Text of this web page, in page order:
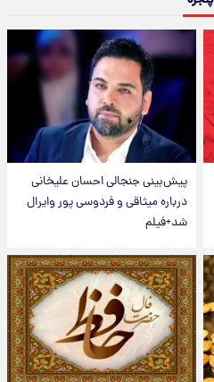
پیش‌بینی جنجالی احسان علیخانی
درباره میثاقی و فردوسی پور وایرال
شد+فیلم